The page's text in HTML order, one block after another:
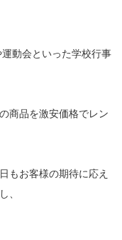
動会といった学校行事
商品を激安価格でレン
もお客様の期待に応え
、